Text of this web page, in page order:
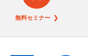
無料セミナー ❯